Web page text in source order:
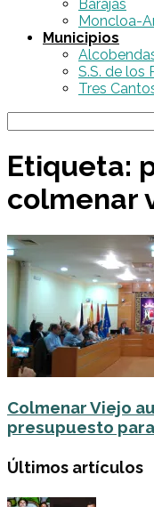
Barajas
Moncloa-
Municipios
S.S. de los
Tres
Etiqueta:
colmenar
Colmenar Viejo
presupuesto
Últimos artículos